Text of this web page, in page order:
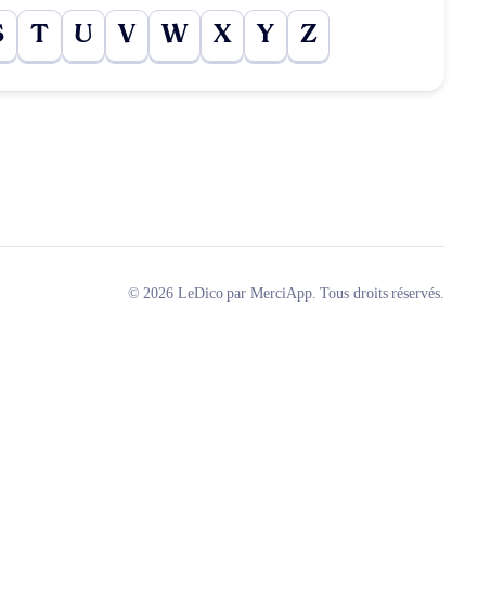
T U V W X Y Z
© 2026 LeDico par MerciApp. Tous droits réservés.